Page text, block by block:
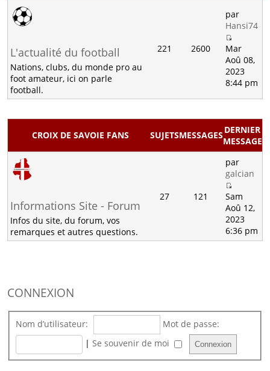
L'actualité du football
Nations, clubs, du monde pro au
foot amateur, ici on parle
football.
221 2600
par
Hansi74
Mar
Aoû 08,
2023
8:44 pm
CROIX DE SAVOIE FANS SUJETSMESSAGES DERNIER
MESSAGE
Informations Site - Forum
Infos du site, du forum, vos
remarques et autres questions.
27 121
par
galcian
Sam
Aoû 12,
2023
6:36 pm
CONNEXION
Nom d’utilisateur:
Mot de passe:
| Se souvenir de moi